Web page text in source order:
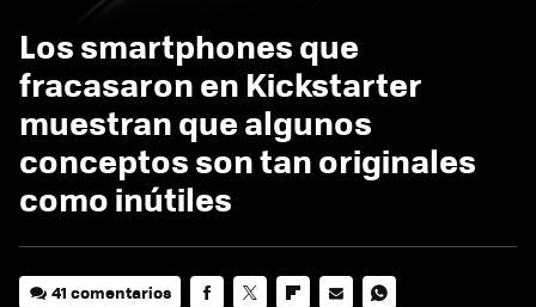
Los smartphones que
fracasaron en Kickstarter
muestran que algunos
conceptos son tan originales
como inútiles
41 comentarios